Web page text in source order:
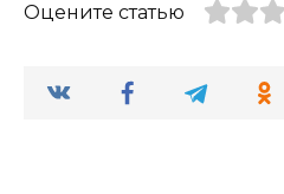
Оцените статью